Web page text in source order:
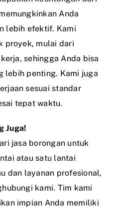
Anda
lebih efektif. Kami
proyek, mulai dari
sehingga Anda bisa
lebih penting. Kami juga
sesuai standar
tepat waktu.
Juga!
jasa borongan untuk
atau satu lantai
dan layanan profesional,
kami. Tim kami
impian Anda memiliki